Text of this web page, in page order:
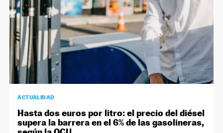
ACTUALIDAD
Hasta dos euros por litro: el precio del diésel
supera la barrera en el 6% de las gasolineras,